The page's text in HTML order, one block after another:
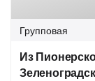
Групповая
Из
Зеленоградск